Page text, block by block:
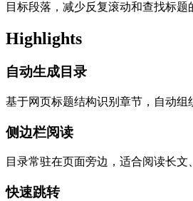
目标段落，减少反复滚动和查找标题
Highlights
自动生成目录
基于网页标题结构识别章节，自动组
侧边栏阅读
目录常驻在页面旁边，适合阅读长文
快速跳转